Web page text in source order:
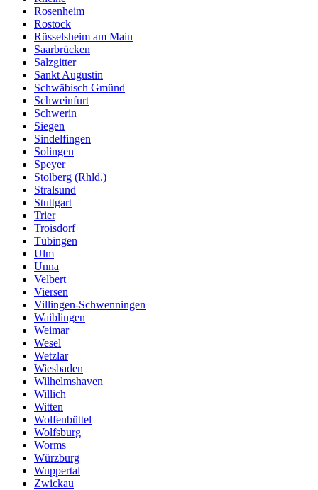
Rosenheim
Rostock
Rüsselsheim am Main
Saarbrücken
Salzgitter
Sankt Augustin
Schwäbisch Gmünd
Schweinfurt
Schwerin
Siegen
Sindelfingen
Solingen
Speyer
Stolberg (Rhld.)
Stralsund
Stuttgart
Trier
Troisdorf
Tübingen
Ulm
Unna
Velbert
Viersen
Villingen-Schwenningen
Waiblingen
Weimar
Wesel
Wetzlar
Wiesbaden
Wilhelmshaven
Willich
Witten
Wolfenbüttel
Wolfsburg
Worms
Würzburg
Wuppertal
Zwickau